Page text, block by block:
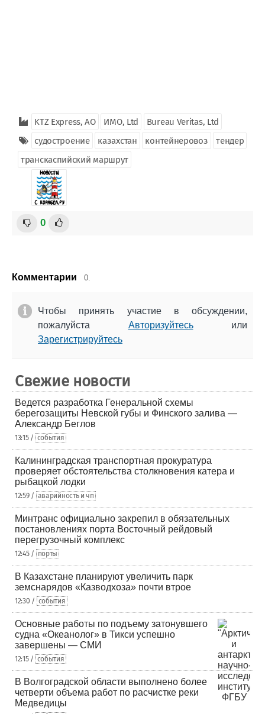
KTZ Express, АО ИМО, Ltd
Bureau Veritas, Ltd
судостроение
казахстан контейнеровоз
тендер
транскаспийский маршрут
0
Комментарии 0.
Чтобы принять участие в обсуждении,
пожалуйста Авторизуйтесьили
Зарегистрируйтесь
Свежие новости
Ведется разработка Генеральной схемы
берегозащиты Невской губы и Финского залива —
Александр Беглов
13:15 / события
Калининградская транспортная прокуратура
проверяет обстоятельства столкновения катера и
рыбацкой лодки
12:59 / аварийность и чп
Минтранс официально закрепил в обязательных
постановлениях порта Восточный рейдовый
перегрузочный комплекс
12:45 / порты
В Казахстане планируют увеличить парк
земснарядов «Казводхоза» почти втрое
12:30 / события
Основные работы по подъему затонувшего
судна «Океанолог» в Тикси успешно
завершены — СМИ
12:15 / события
В Волгоградской области выполнено более
четверти объема работ по расчистке реки
Медведицы